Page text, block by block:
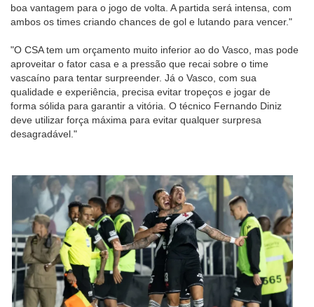
boa vantagem para o jogo de volta. A partida será intensa, com
ambos os times criando chances de gol e lutando para vencer."
"O CSA tem um orçamento muito inferior ao do Vasco, mas pode
aproveitar o fator casa e a pressão que recai sobre o time
vascaíno para tentar surpreender. Já o Vasco, com sua
qualidade e experiência, precisa evitar tropeços e jogar de
forma sólida para garantir a vitória. O técnico Fernando Diniz
deve utilizar força máxima para evitar qualquer surpresa
desagradável."